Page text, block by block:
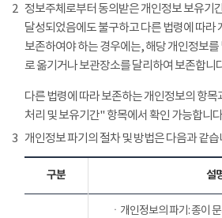
2 정보주체로부터 동의받은 개인정보 보유기
달성되었음에도 불구하고 다른 법령에 따라
보존하여야 하는 경우에는, 해당 개인정보
로 옮기거나 보관장소를 달리하여 보존합니
다른 법령에 따라 보존하는 개인정보의 항
처리 및 보유기간" 항목에서 확인 가능합니
3 개인정보 파기의 절차 및 방법은 다음과 같습
구분 설
ㆍ개인정보의 파기: 종이